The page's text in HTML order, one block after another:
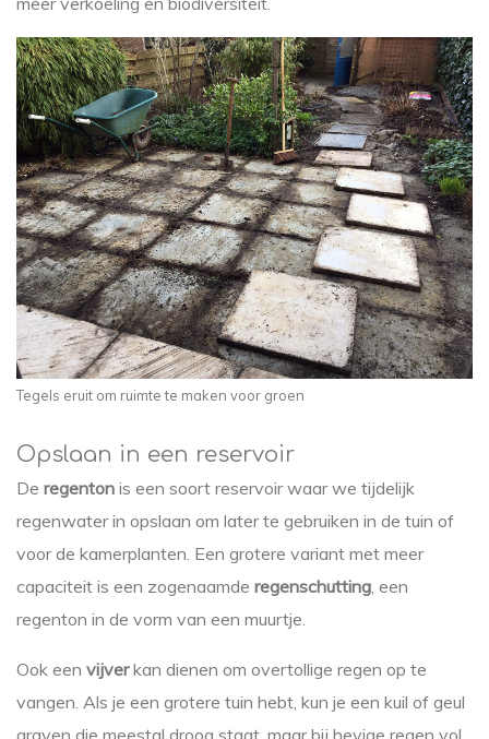
Tegels eruit om ruimte te maken voor groen
Opslaan in een reservoir
De regenton is een soort reservoir waar we tijdelijk
regenwater in opslaan om later te gebruiken in de tuin of
voor de kamerplanten. Een grotere variant met meer
capaciteit is een zogenaamde regenschutting, een
regenton in de vorm van een muurtje.
Ook een vijverkan dienen om overtollige regen op te
vangen. Als je een grotere tuin hebt, kun je een kuil of geul
graven die meestal droog staat, maar bij hevige regen vol